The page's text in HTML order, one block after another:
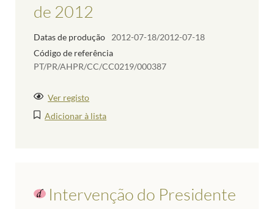
de 2012
Datas de produção
2012-07-18/2012-07-18
Código de referência
PT/PR/AHPR/CC/CC0219/000387
Ver registo
Adicionar à lista
Intervenção do Presidente